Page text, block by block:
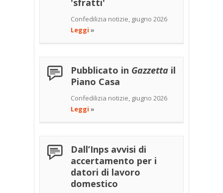
Confedilizia notizie, giugno 2026
Leggi »
Pubblicato in Gazzetta il
Piano Casa
Confedilizia notizie, giugno 2026
Leggi »
Dall’Inps avvisi di
accertamento per i
datori di lavoro
domestico